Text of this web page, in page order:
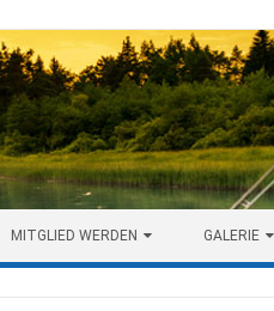
MITGLIED WERDEN GALERIE